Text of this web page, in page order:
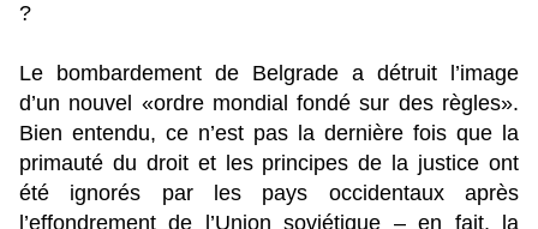
?
Le bombardement de Belgrade a détruit l’image
d’un nouvel «ordre mondial fondé sur des règles».
Bien entendu, ce n’est pas la dernière fois que la
primauté du droit et les principes de la justice ont
été ignorés par les pays occidentaux après
l’effondrement de l’Union soviétique – en fait, la